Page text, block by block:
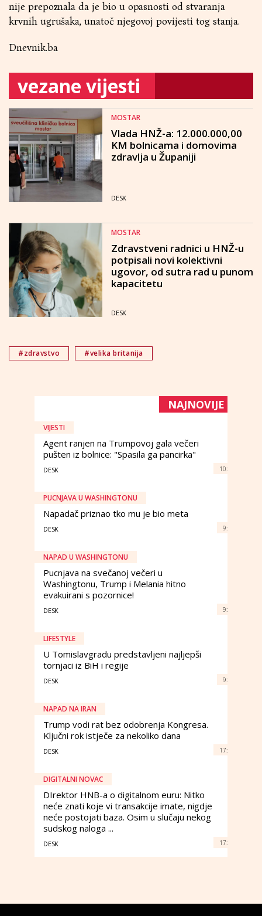
nije prepoznala da je bio u opasnosti od stvaranja
krvnih ugrušaka, unatoč njegovoj povijesti tog stanja.
Dnevnik.ba
vezane vijesti
MOSTAR
Vlada HNŽ-a: 12.000.000,00
KM bolnicama i domovima
zdravlja u Županiji
DESK
MOSTAR
Zdravstveni radnici u HNŽ-u
potpisali novi kolektivni
ugovor, od sutra rad u punom
kapacitetu
DESK
#zdravstvo #velika britanija
NAJNOVIJE
VIJESTI
Agent ranjen na Trumpovoj gala večeri
pušten iz bolnice: "Spasila ga pancirka"
DESK 10:
PUCNJAVA U WASHINGTONU
Napadač priznao tko mu je bio meta
DESK 9:
NAPAD U WASHINGTONU
Pucnjava na svečanoj večeri u
Washingtonu, Trump i Melania hitno
evakuirani s pozornice!
DESK 9:
LIFESTYLE
U Tomislavgradu predstavljeni najljepši
tornjaci iz BiH i regije
DESK 9:
NAPAD NA IRAN
Trump vodi rat bez odobrenja Kongresa.
Ključni rok istječe za nekoliko dana
DESK 17:
DIGITALNI NOVAC
DIrektor HNB-a o digitalnom euru: Nitko
neće znati koje vi transakcije imate, nigdje
neće postojati baza. Osim u slučaju nekog
sudskog naloga ...
DESK 17: